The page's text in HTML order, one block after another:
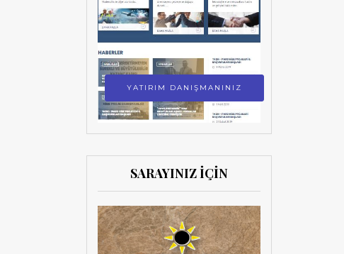
YATIRIM DANIŞMANINIZ
SARAYINIZ İÇİN